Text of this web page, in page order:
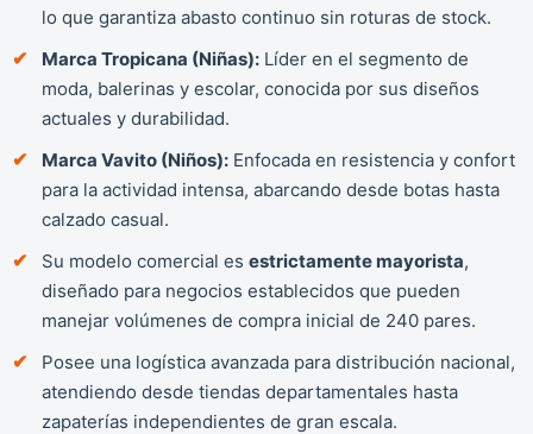
lo que garantiza abasto continuo sin roturas de stock.
Marca Tropicana (Niñas): Líder en el segmento de
moda, balerinas y escolar, conocida por sus diseños
actuales y durabilidad.
Marca Vavito (Niños): Enfocada en resistencia y confort
para la actividad intensa, abarcando desde botas hasta
calzado casual.
Su modelo comercial es estrictamente mayorista,
diseñado para negocios establecidos que pueden
manejar volúmenes de compra inicial de 240 pares.
Posee una logística avanzada para distribución nacional,
atendiendo desde tiendas departamentales hasta
zapaterías independientes de gran escala.